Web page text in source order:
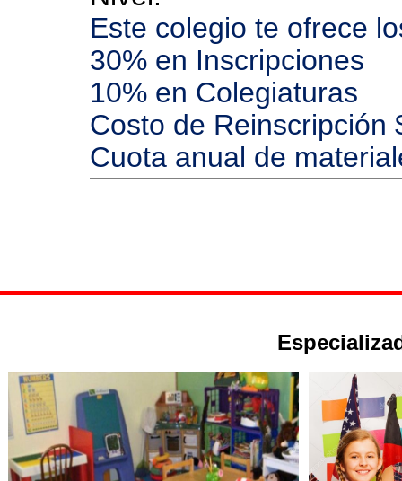
Este colegio te ofrece
30% en Inscripciones
10% en Colegiaturas
Costo de Reinscripción
Cuota anual de